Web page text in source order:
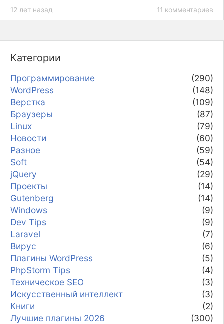
которых — полная замена нативных
checkbox
12 лет назад 11 комментариев
Категории
Программирование
(290)
WordPress
(148)
Верстка
(109)
Браузеры
(87)
Linux
(79)
Новости
(60)
Разное
(59)
Soft
(54)
jQuery
(29)
Проекты
(14)
Gutenberg
(14)
Windows
(9)
Dev Tips
(9)
Laravel
(7)
Вирус
(6)
Плагины WordPress
(5)
PhpStorm Tips
(4)
Техническое SEO
(3)
Искусственный интеллект
(3)
Книги
(2)
Лучшие плагины 2026
(300)